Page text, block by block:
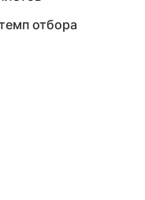
отбора